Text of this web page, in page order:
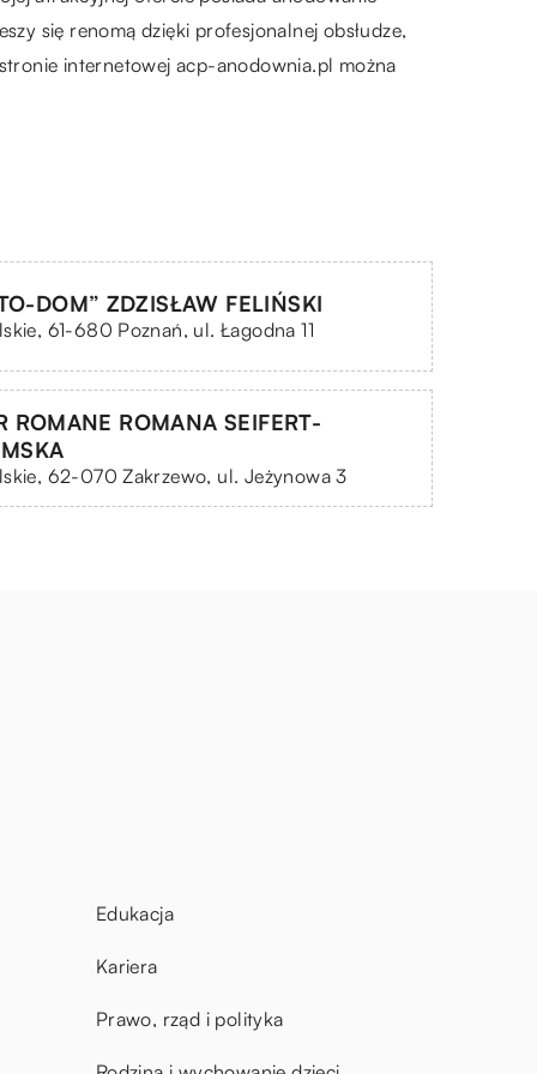
się renomą dzięki profesjonalnej obsłudze,
internetowej acp-anodownia.pl można
DOM” ZDZISŁAW FELIŃSKI
61-680 Poznań, ul. Łagodna 11
ROMANE ROMANA SEIFERT-
62-070 Zakrzewo, ul. Jeżynowa 3
Edukacja
Kariera
Prawo, rząd i polityka